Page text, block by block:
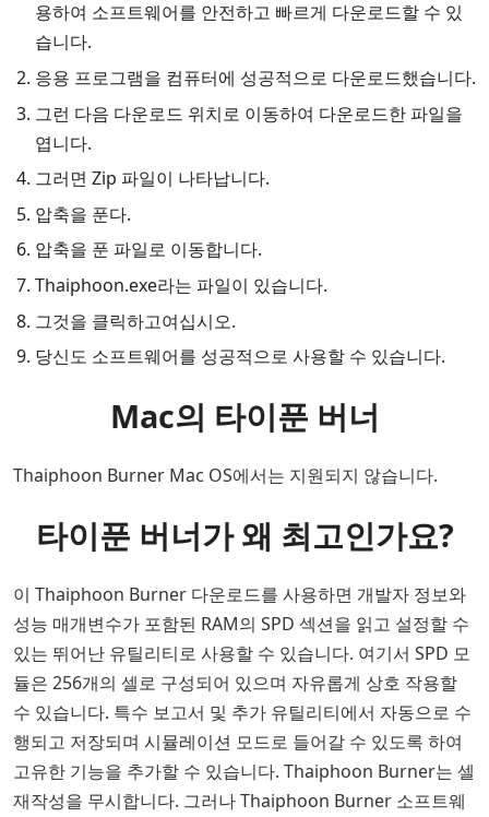
용하여 소프트웨어를 안전하고 빠르게 다운로드할 수 있
습니다.
응용 프로그램을 컴퓨터에 성공적으로 다운로드했습니다.
그런 다음 다운로드 위치로 이동하여 다운로드한 파일을
엽니다.
그러면 Zip 파일이 나타납니다.
압축을 푼다.
압축을 푼 파일로 이동합니다.
Thaiphoon.exe라는 파일이 있습니다.
그것을 클릭하고여십시오.
당신도 소프트웨어를 성공적으로 사용할 수 있습니다.
Mac의 타이푼 버너
Thaiphoon Burner Mac OS에서는 지원되지 않습니다.
타이푼 버너가 왜 최고인가요?
이 Thaiphoon Burner 다운로드를 사용하면 개발자 정보와
성능 매개변수가 포함된 RAM의 SPD 섹션을 읽고 설정할 수
있는 뛰어난 유틸리티로 사용할 수 있습니다. 여기서 SPD 모
듈은 256개의 셀로 구성되어 있으며 자유롭게 상호 작용할
수 있습니다. 특수 보고서 및 추가 유틸리티에서 자동으로 수
행되고 저장되며 시뮬레이션 모드로 들어갈 수 있도록 하여
고유한 기능을 추가할 수 있습니다. Thaiphoon Burner는 셀
재작성을 무시합니다. 그러나 Thaiphoon Burner 소프트웨